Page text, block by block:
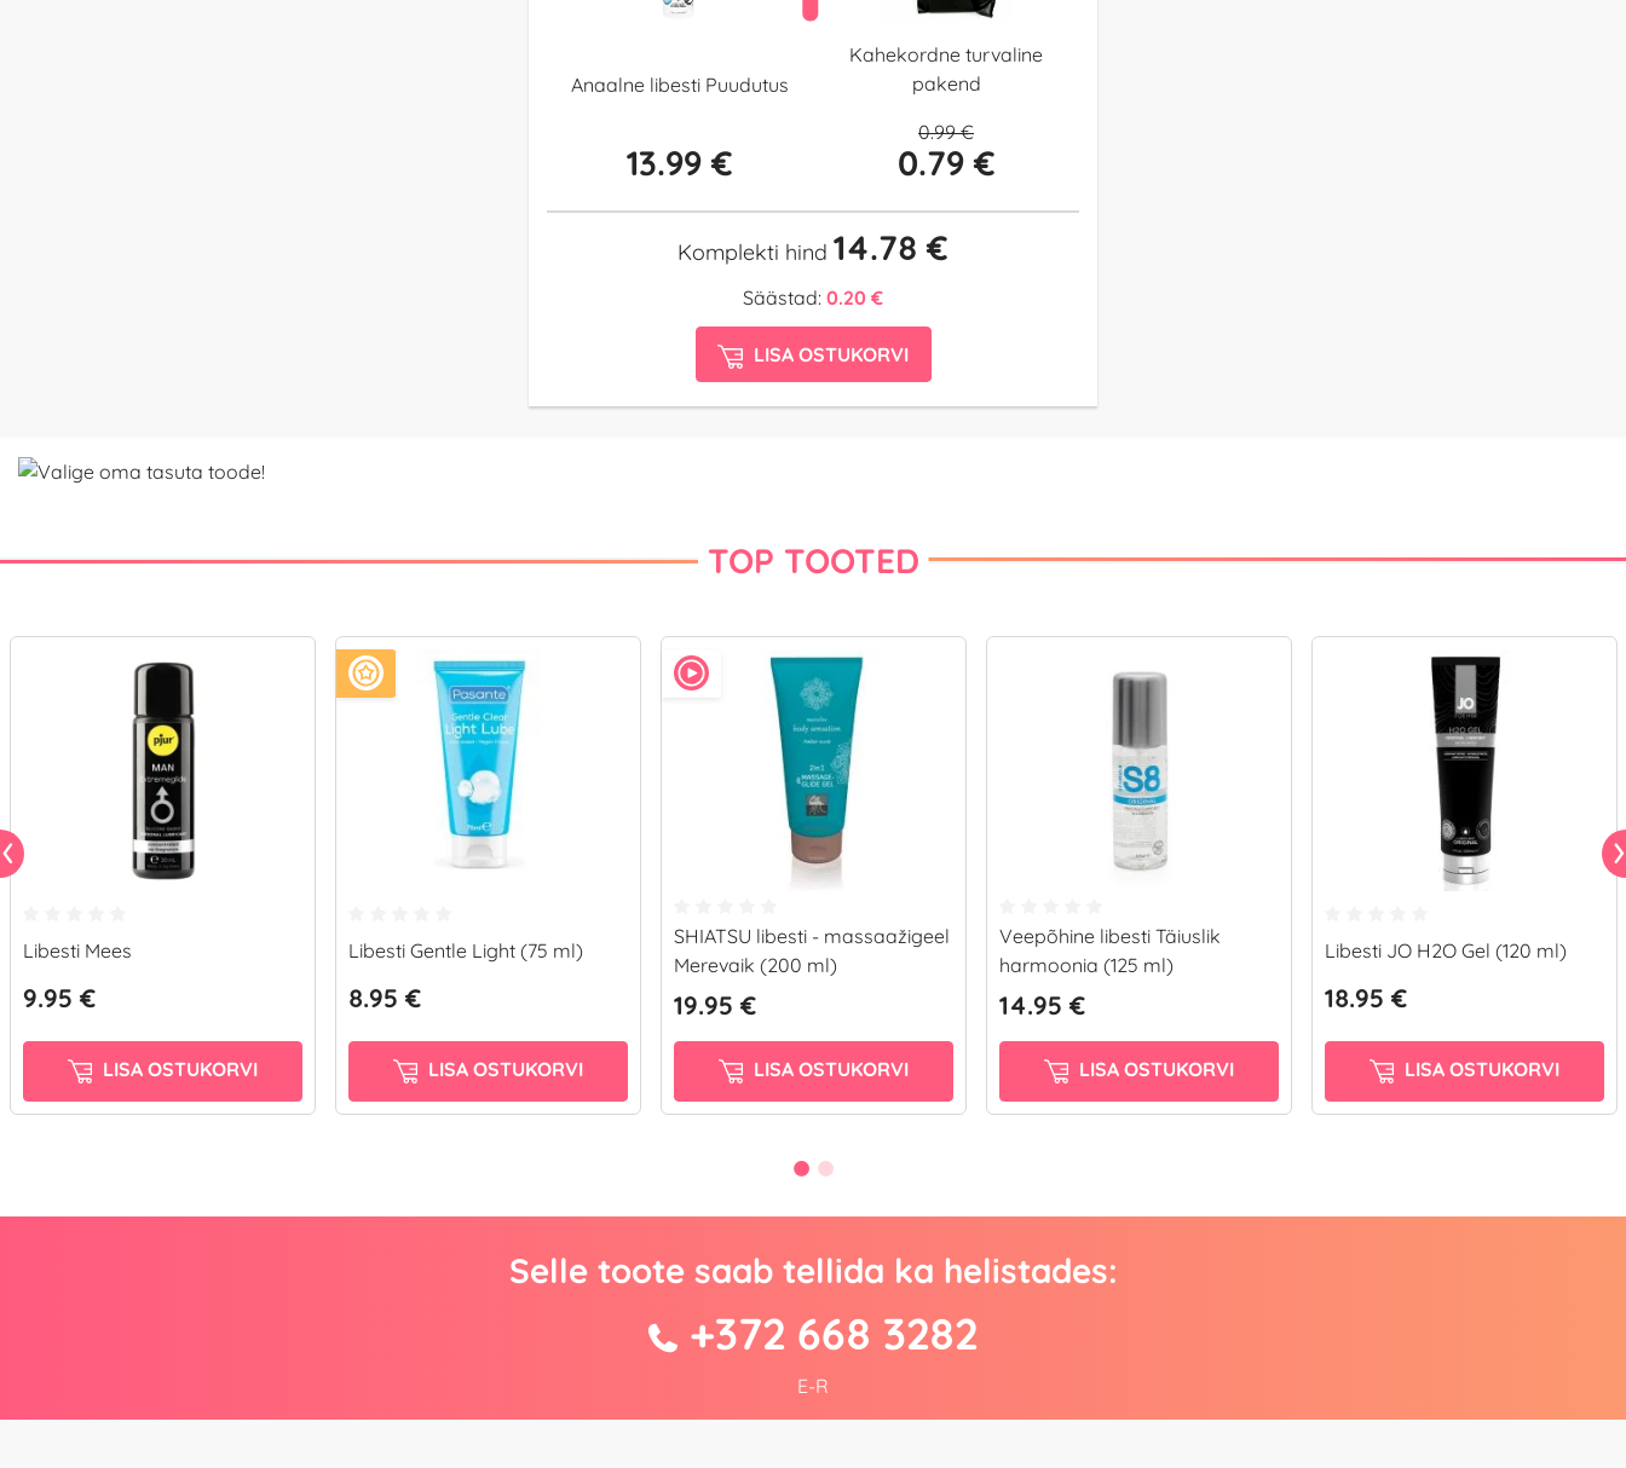
Anaalne libesti Puudutus
13.99 €
Kahekordne turvaline
pakend
0.99 €
0.79 €
Komplekti hind 14.78 €
Säästad: 0.20 €
LISA OSTUKORVI
TOP TOOTED
Libesti Mees
9.95 €
LISA OSTUKORVI
Libesti Gentle Light (75 ml)
8.95 €
LISA OSTUKORVI
SHIATSU libesti - massaažigeel
Merevaik (200 ml)
19.95 €
LISA OSTUKORVI
Veepõhine libesti Täiuslik
harmoonia (125 ml)
14.95 €
LISA OSTUKORVI
Libesti JO H2O Gel (120 ml)
18.95 €
LISA OSTUKORVI
Selle toote saab tellida ka helistades:
+372 668 3282
E-R